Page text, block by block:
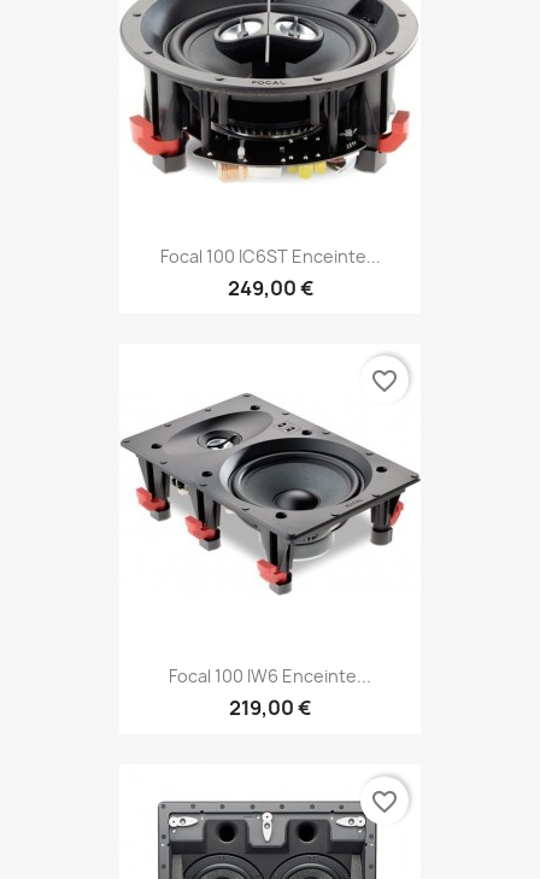
Focal 100 IC6ST Enceinte...
249,00 €
Focal 100 IW6 Enceinte...
219,00 €
favorite_border
favorite_border